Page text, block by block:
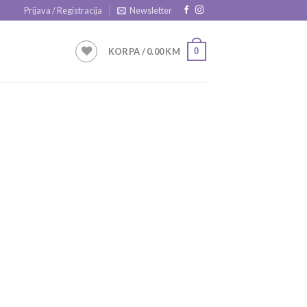
Prijava / Registracija Newsletter
KORPA /0.00KM 0